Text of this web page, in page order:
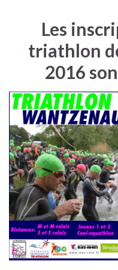
Les
triathlon
2016